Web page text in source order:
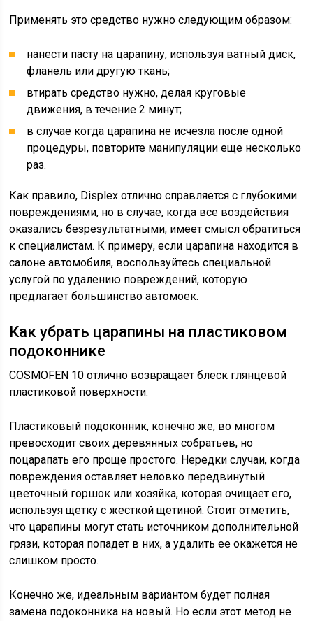
Применять это средство нужно следующим образом:
нанести пасту на царапину, используя ватный диск,
фланель или другую ткань;
втирать средство нужно, делая круговые
движения, в течение 2 минут;
в случае когда царапина не исчезла после одной
процедуры, повторите манипуляции еще несколько
раз.
Как правило, Displex отлично справляется с глубокими
повреждениями, но в случае, когда все воздействия
оказались безрезультатными, имеет смысл обратиться
к специалистам. К примеру, если царапина находится в
салоне автомобиля, воспользуйтесь специальной
услугой по удалению повреждений, которую
предлагает большинство автомоек.
Как убрать царапины на пластиковом
подоконнике
COSMOFEN 10 отлично возвращает блеск глянцевой
пластиковой поверхности.
Пластиковый подоконник, конечно же, во многом
превосходит своих деревянных собратьев, но
поцарапать его проще простого. Нередки случаи, когда
повреждения оставляет неловко передвинутый
цветочный горшок или хозяйка, которая очищает его,
используя щетку с жесткой щетиной. Стоит отметить,
что царапины могут стать источником дополнительной
грязи, которая попадет в них, а удалить ее окажется не
слишком просто.
Конечно же, идеальным вариантом будет полная
замена подоконника на новый. Но если этот метод не